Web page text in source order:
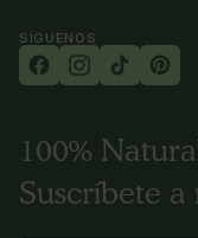
SÍGUENOS
100%
Suscríbete